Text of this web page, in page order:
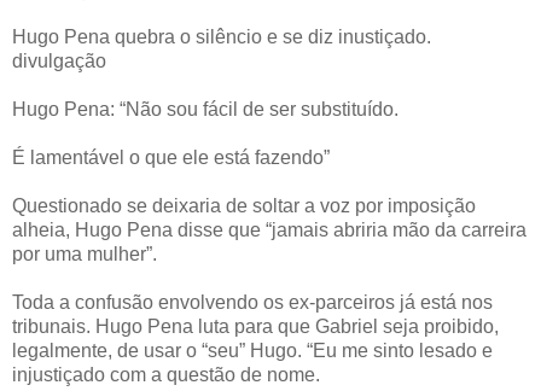
Hugo Pena quebra o silêncio e se diz inustiçado.
divulgação
Hugo Pena: “Não sou fácil de ser substituído.
É lamentável o que ele está fazendo”
Questionado se deixaria de soltar a voz por imposição
alheia, Hugo Pena disse que “jamais abriria mão da carreira
por uma mulher”.
Toda a confusão envolvendo os ex-parceiros já está nos
tribunais. Hugo Pena luta para que Gabriel seja proibido,
legalmente, de usar o “seu” Hugo. “Eu me sinto lesado e
injustiçado com a questão de nome.